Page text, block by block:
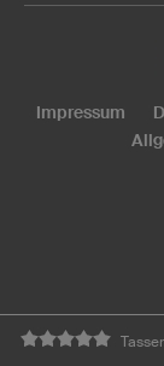
Impressum